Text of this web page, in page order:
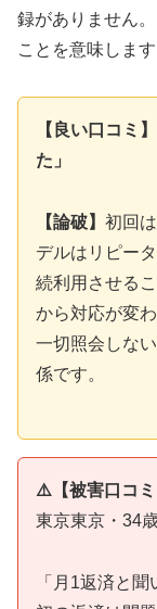
録がありません
ことを意味します
【良い口コミ
た」
【論破】 初回
デルはリピー
続利用させる
から対応が変
一切照会しな
係です。
⚠️【被害口コミ
東京東京・34
「月1返済と